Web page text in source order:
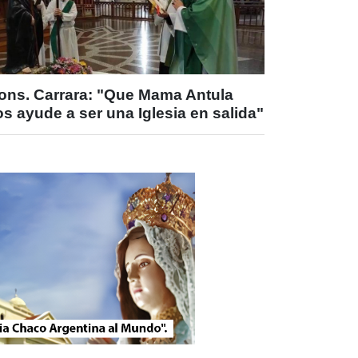
Carrara: "Que Mama Antula
ayude a ser una Iglesia en salida"